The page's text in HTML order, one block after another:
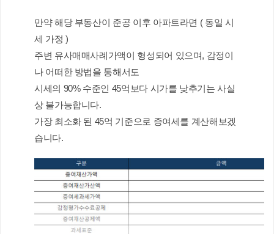
만약 해당 부동산이 준공 이후 아파트라면 ( 동일 시
세 가정 )
주변 유사매매사례가액이 형성되어 있으며, 감정이
나 어떠한 방법을 통해서도
시세의 90% 수준인 45억보다 시가를 낮추기는 사실
상 불가능합니다.
가장 최소화 된 45억 기준으로 증여세를 계산해보겠
습니다.